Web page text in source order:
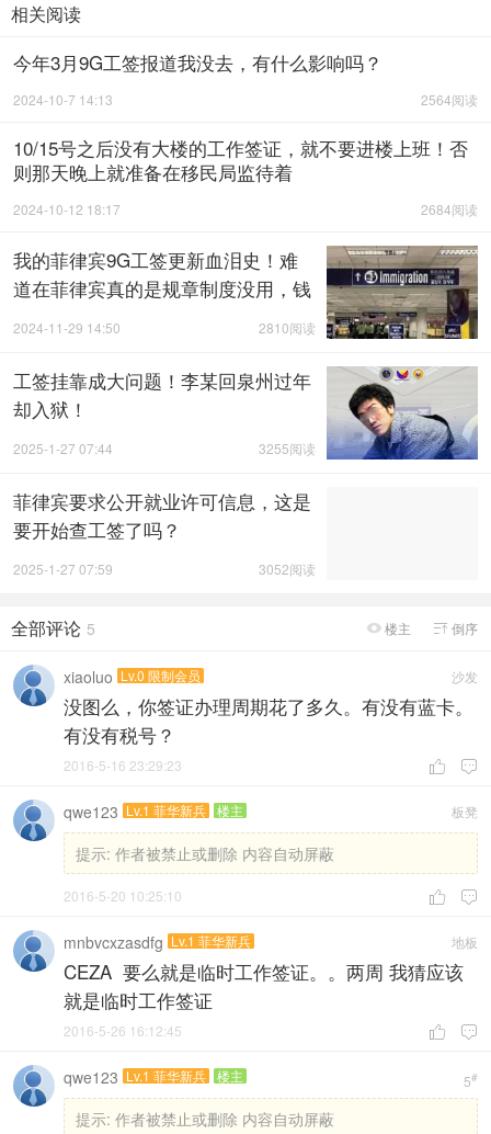
相关阅读
今年3月9G工签报道我没去，有什么影响吗？
2564阅读
2024-10-7 14:13
10/15号之后没有大楼的工作签证，就不要进楼上班！否
则那天晚上就准备在移民局监待着
2684阅读
2024-10-12 18:17
我的菲律宾9G工签更新血泪史！难
道在菲律宾真的是规章制度没用，钱
才管用吗？
2810阅读
2024-11-29 14:50
工签挂靠成大问题！李某回泉州过年
却入狱！
3255阅读
2025-1-27 07:44
菲律宾要求公开就业许可信息，这是
要开始查工签了吗？
3052阅读
2025-1-27 07:59
 楼主  倒序
全部评论 5
沙发
xiaoluo Lv.0 限制会员
没图么，你签证办理周期花了多久。有没有蓝卡。
有没有税号？
 
2016-5-16 23:29:23
板凳
qwe123 Lv.1 菲华新兵 楼主
提示: 作者被禁止或删除 内容自动屏蔽
 
2016-5-20 10:25:10
地板
mnbvcxzasdfg Lv.1 菲华新兵
CEZA 要么就是临时工作签证。。两周 我猜应该
就是临时工作签证
 
2016-5-26 16:12:45
5#
qwe123 Lv.1 菲华新兵 楼主
提示: 作者被禁止或删除 内容自动屏蔽